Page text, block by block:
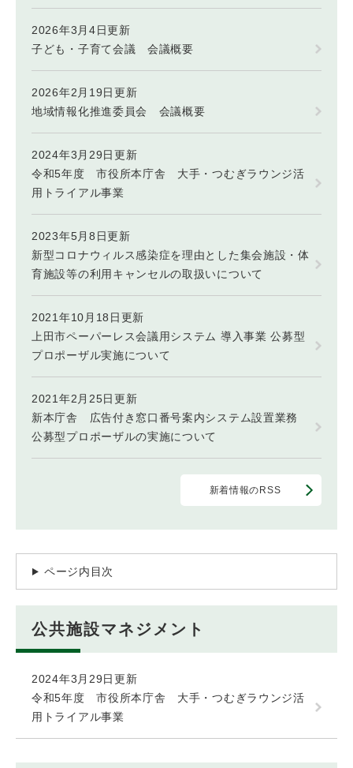
2026年3月4日更新
子ども・子育て会議 会議概要
2026年2月19日更新
地域情報化推進委員会 会議概要
2024年3月29日更新
令和5年度 市役所本庁舎 大手・つむぎラウンジ活
用トライアル事業
2023年5月8日更新
新型コロナウィルス感染症を理由とした集会施設・体
育施設等の利用キャンセルの取扱いについて
2021年10月18日更新
上田市ペーパーレス会議用システム 導入事業 公募型
プロポーザル実施について
2021年2月25日更新
新本庁舎 広告付き窓口番号案内システム設置業務
公募型プロポーザルの実施について
新着情報のRSS
ページ内目次
公共施設マネジメント
2024年3月29日更新
令和5年度 市役所本庁舎 大手・つむぎラウンジ活
用トライアル事業